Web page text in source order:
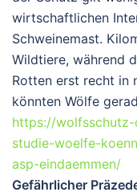
wirtschaftlichen
Schweinemast.
Wildtiere, während
Rotten erst recht in
könnten Wölfe
https://wolfsschutz-
studie-woelfe-
asp-eindaemmen/
Gefährlicher